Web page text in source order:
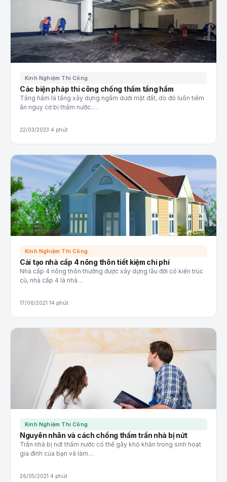
Kinh Nghiệm Thi Công
Các biện pháp thi công chống thấm tầng hầm
Tầng hầm là tầng xây dựng ngầm dưới mặt đất, do đó luôn tiềm
ẩn nguy cơ bị thấm nước.…
22/03/2023·4 phút
Kinh Nghiệm Thi Công
Cải tạo nhà cấp 4 nông thôn tiết kiệm chi phí
Nhà cấp 4 nông thôn thường được xây dựng lâu đời có kiến trúc
cũ, nhà cấp 4 là nhà…
17/06/2021·14 phút
Kinh Nghiệm Thi Công
Nguyên nhân và cách chống thấm trần nhà bị nứt
Trần nhà bị nứt thấm nước có thể gây khó khăn trong sinh hoạt
gia đình của bạn và làm…
26/05/2021·4 phút